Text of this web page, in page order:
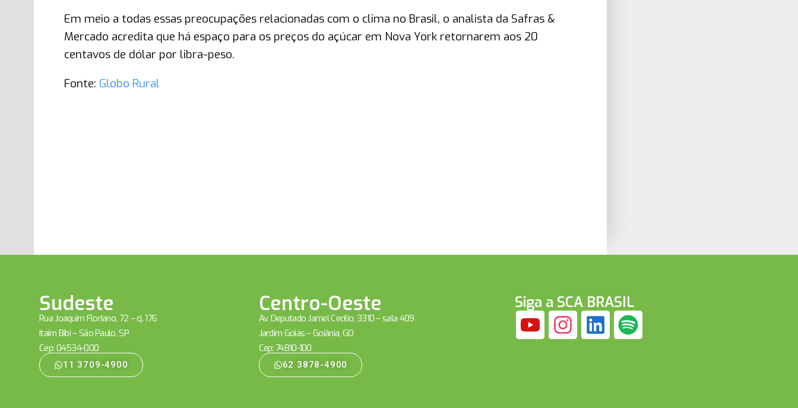
Em meio a todas essas preocupações relacionadas com o clima no Brasil, o analista da Safras &
Mercado acredita que há espaço para os preços do açúcar em Nova York retornarem aos 20
centavos de dólar por libra-peso.
Fonte: Globo Rural
Sudeste
Rua Joaquim Floriano, 72 – cj. 176
Itaim Bibi – São Paulo, SP
Cep: 04534-000
11 3709-4900
Centro-Oeste
Av. Deputado Jamel Cecílio, 3310 – sala 409
Jardim Goiás – Goiânia, GO
Cep: 74810-100
62 3878-4900
Siga a SCA BRASIL